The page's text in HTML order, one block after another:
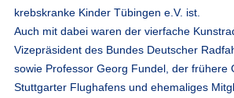
krebskranke Kinder Tübingen e.V. ist.
Auch mit dabei waren der vierfache
Vizepräsident des Bundes Deutscher
sowie Professor Georg Fundel, der frühere
Stuttgarter Flughafens und ehemaliges